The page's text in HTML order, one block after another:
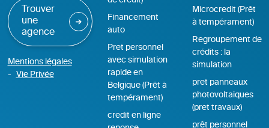
Trouver
une
agence
Mentions légales
Vie Privée
Financement
auto
Pret personnel
avec simulation
rapide en
Belgique (Prêt à
tempérament)
credit en ligne
Microcredit (Prêt
à tempérament)
Regroupement de
crédits : la
simulation
pret panneaux
photovoltaiques
(pret travaux)